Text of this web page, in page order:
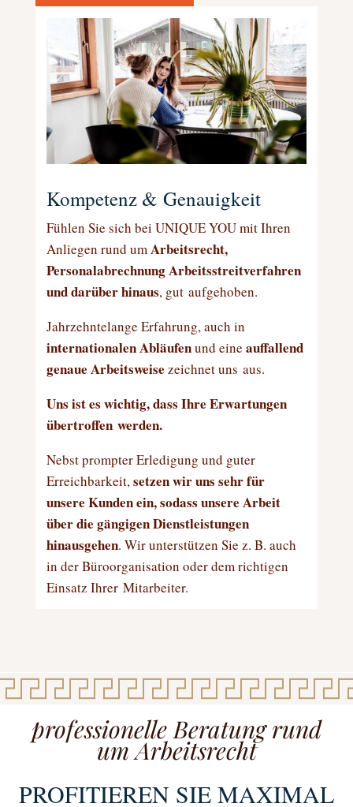
Kompetenz & Genauigkeit
Fühlen Sie sich bei UNIQUE YOU mit Ihren
Anliegen rund umArbeitsrecht,
Personalabrechnung Arbeitsstreitverfahren
und darüber hinaus, gut aufgehoben.
Jahrzehntelange Erfahrung, auch in
internationalen Abläufenund eineauffallend
genaue Arbeitsweise zeichnet uns aus.
Uns ist es wichtig, dass Ihre Erwartungen
übertroffen werden.
Nebst prompter Erledigung und guter
Erreichbarkeit,setzen wir uns sehr für
unsere Kunden ein, sodass unsere Arbeit
über die gängigen Dienstleistungen
hinausgehen. Wir unterstützen Sie z. B. auch
in der Büroorganisation oder dem richtigen
Einsatz Ihrer Mitarbeiter.
professionelle Beratung rund
um Arbeitsrecht
PROFITIEREN SIE MAXIMAL